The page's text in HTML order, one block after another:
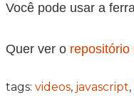
Você pode usar a
Quer ver o repositório
tags: videos, javascript,